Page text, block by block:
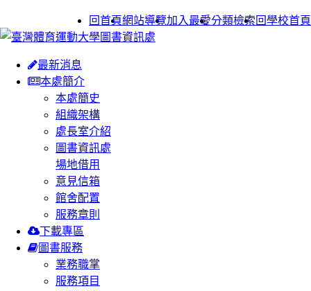
回學校首頁
分類檢索
加入最愛
網站導覽
回首頁
最新消息
本處簡介
本處簡史
組織架構
處長室介紹
圖書資訊處
場地借用
意見信箱
館舍配置
服務章則
下載專區
圖書服務
業務職掌
服務項目